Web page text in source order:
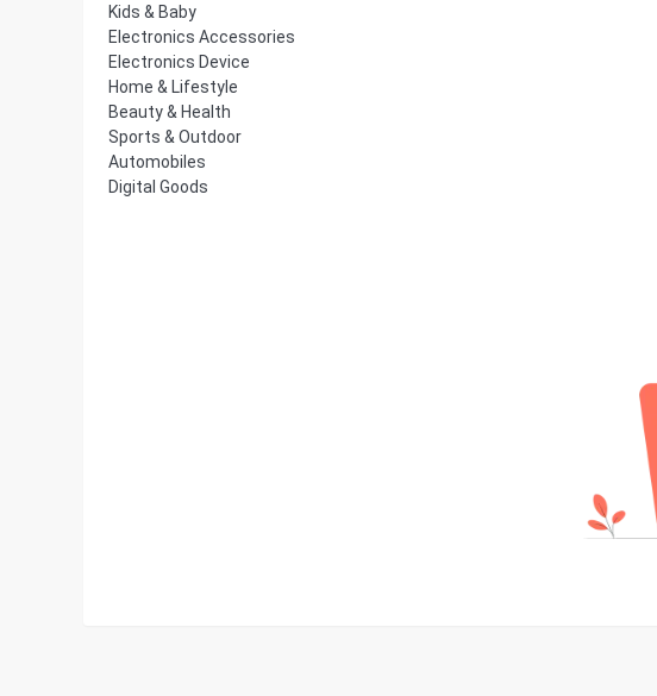
Kids & Baby
Electronics Accessories
Electronics Device
Home & Lifestyle
Beauty & Health
Sports & Outdoor
Automobiles
Digital Goods